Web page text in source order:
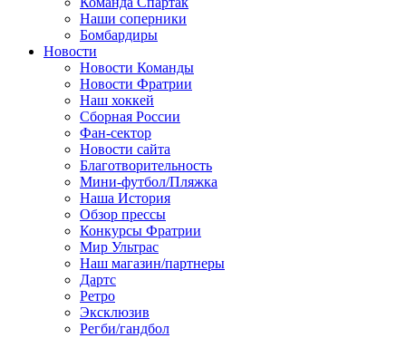
Наши соперники
Бомбардиры
Новости
Новости Команды
Новости Фратрии
Наш хоккей
Сборная России
Фан-cектор
Новости сайта
Благотворительность
Мини-футбол/Пляжка
Наша История
Обзор прессы
Конкурсы Фратрии
Мир Ультрас
Наш магазин/партнеры
Дартс
Ретро
Эксклюзив
Регби/гандбол